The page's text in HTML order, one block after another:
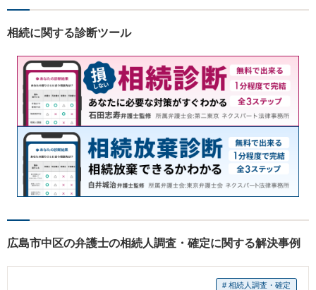
相続に関する診断ツール
広島市中区の弁護士の相続人調査・確定に関する解決事例
# 相続人調査・確定